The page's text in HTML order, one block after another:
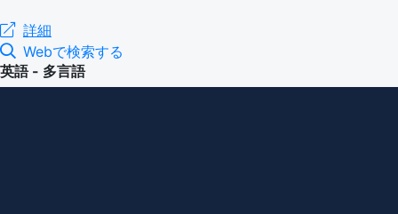
詳細
Webで検索する
英語 - 多言語